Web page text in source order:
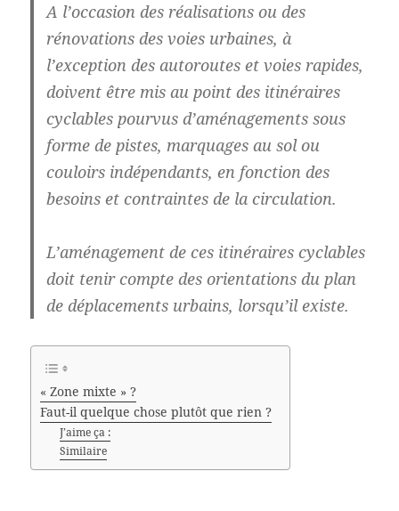
A l’occasion des réalisations ou des
rénovations des voies urbaines, à
l’exception des autoroutes et voies rapides,
doivent être mis au point des itinéraires
cyclables pourvus d’aménagements sous
forme de pistes, marquages au sol ou
couloirs indépendants, en fonction des
besoins et contraintes de la circulation.
L’aménagement de ces itinéraires cyclables
doit tenir compte des orientations du plan
de déplacements urbains, lorsqu’il existe.
« Zone mixte » ?
Faut-il quelque chose plutôt que rien ?
J’aime ça :
Similaire